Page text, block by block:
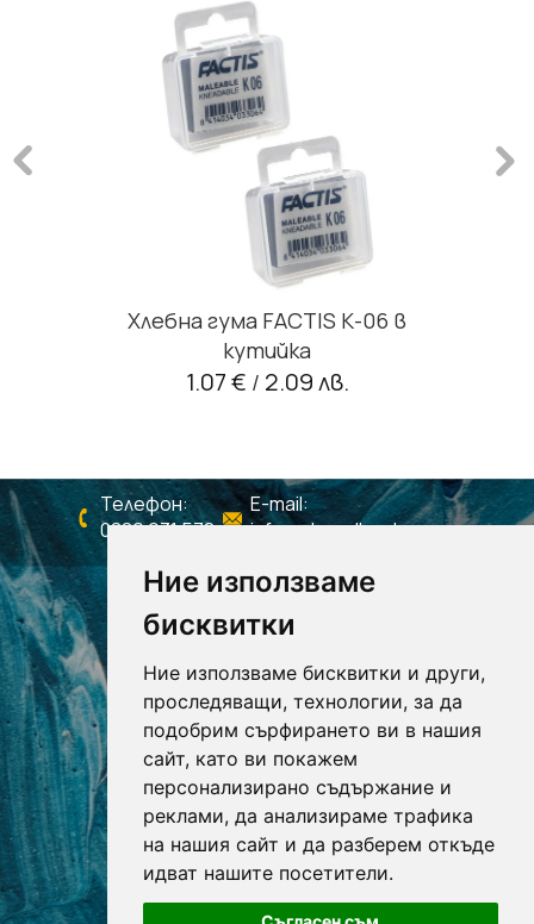
Ние използваме
бисквитки
Ние използваме бисквитки и други,
проследяващи, технологии, за да
подобрим сърфирането ви в нашия
сайт, като ви покажем
персонализирано съдържание и
реклами, да анализираме трафика
на нашия сайт и да разберем откъде
идват нашите посетители.
Хлебна гума FACTIS К-06 в
кутийка
1.07 € / 2.09 лв.
Телефон:
0886 931 578
E-mail:
info@shagall-colors.com
РАБОТНО ВРЕМЕ
Понеделник - Петък 09:00 - 18:00